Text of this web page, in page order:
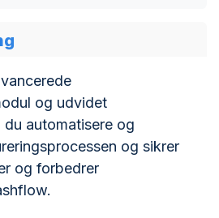
og udvidet
automatisere og
og sikrer
og forbedrer